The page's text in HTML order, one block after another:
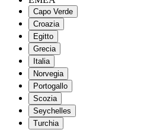
Capo Verde
Croazia
Egitto
Grecia
Italia
Norvegia
Portogallo
Scozia
Seychelles
Turchia